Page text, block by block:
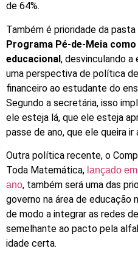
de 64%.
Também é prioridade da pasta
Programa Pé-de-Meia
educacional, desvinculando
uma perspectiva de política
financeiro ao estudante do
Segundo a secretária, isso
ele esteja lá, que ele esteja
passe de ano, que ele queira ir
Outra política recente, o
Toda Matemática, lançado
ano, também será uma das
governo na área de educação
de modo a integrar as redes
semelhante ao pacto pela
idade certa.